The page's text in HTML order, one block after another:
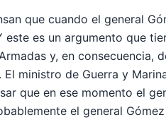
que cuando el general
es un argumento que
y, en consecuencia,
ministro de Guerra y
que en ese momento el
el general